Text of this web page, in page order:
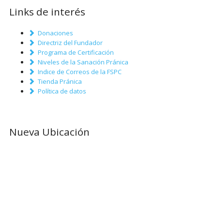
Links de interés
Donaciones
Directriz del Fundador
Programa de Certificación
Niveles de la Sanación Pránica
Indice de Correos de la FSPC
Tienda Pránica
Política de datos
Nueva Ubicación